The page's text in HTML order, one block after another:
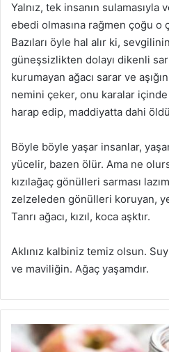
Yalnız, tek insanın sulamasıyla
ebedi olmasına rağmen çoğu o
Bazıları öyle hal alır ki,
güneşsizlikten dolayı dikenli
kurumayan ağacı sarar ve
nemini çeker, onu karalar içinde
harap edip, maddiyatta dahi
Böyle böyle yaşar insanlar,
yücelir, bazen ölür. Ama ne
kızılağaç gönülleri sarması
zelzeleden gönülleri koruyan,
Tanrı ağacı, kızıl, koca aşktır.
Aklınız kalbiniz temiz olsun.
ve maviliğin. Ağaç yaşamdır.
Elma
Sirkesinin